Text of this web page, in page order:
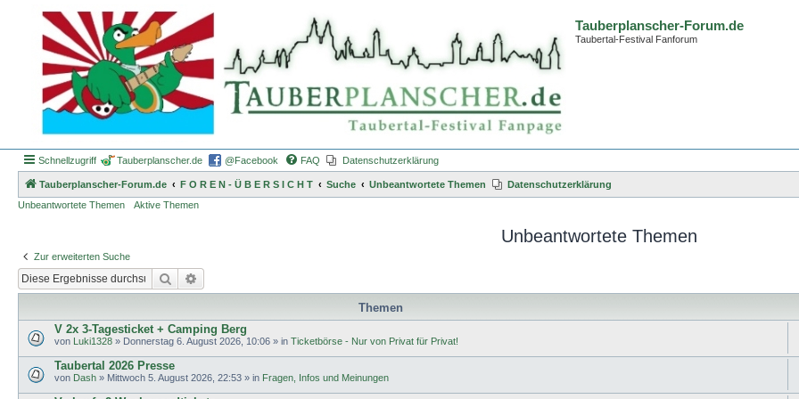
Tauberplanscher-Forum.de
Taubertal-Festival Fanforum
Schnellzugriff Tauberplanscher.de @Facebook FAQ Datenschutzerklärung
Tauberplanscher-Forum.de F O R E N - Ü B E R S I C H T Suche Unbeantwortete Themen
Datenschutzerklärung
Unbeantwortete Themen
Aktive Themen
Unbeantwortete Themen
Zur erweiterten Suche
Suche
Themen
V 2x 3-Tagesticket + Camping Berg
von Luki1328 » Donnerstag 6. August 2026, 10:06 » in Ticketbörse - Nur von Privat für Privat!
Taubertal 2026 Presse
von Dash » Mittwoch 5. August 2026, 22:53 » in Fragen, Infos und Meinungen